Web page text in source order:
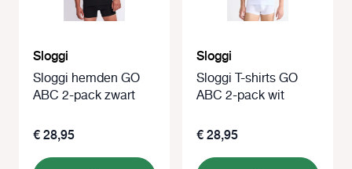
Sloggi
Sloggi hemden GO
ABC 2-pack zwart
€ 28,95
Sloggi
Sloggi T-shirts GO
ABC 2-pack wit
€ 28,95